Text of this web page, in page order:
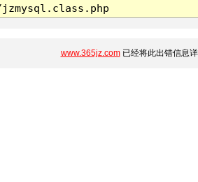
www.365jz.com已经将此出错信息